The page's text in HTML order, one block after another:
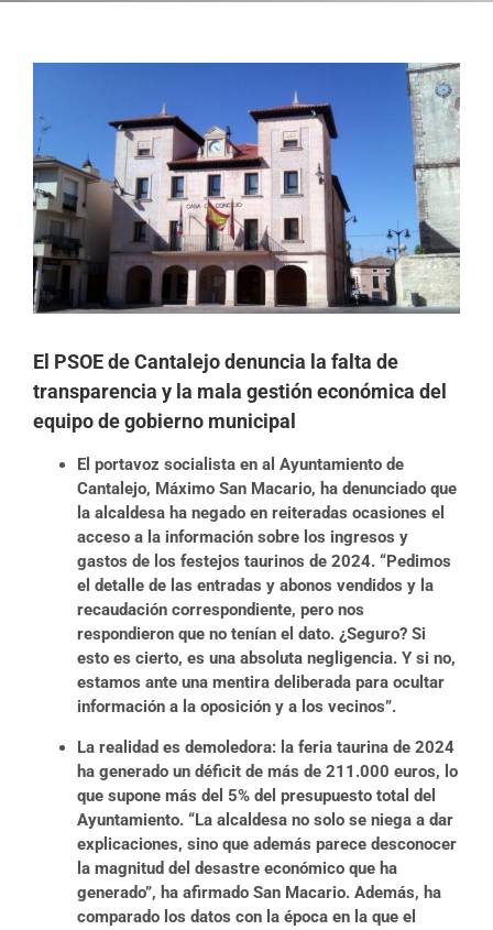
más
grande
El PSOE de Cantalejo denuncia la falta de
transparencia y la mala gestión económica del
equipo de gobierno municipal
El portavoz socialista en al Ayuntamiento de
Cantalejo, Máximo San Macario, ha denunciado que
la alcaldesa ha negado en reiteradas ocasiones el
acceso a la información sobre los ingresos y
gastos de los festejos taurinos de 2024. “Pedimos
el detalle de las entradas y abonos vendidos y la
recaudación correspondiente, pero nos
respondieron que no tenían el dato. ¿Seguro? Si
esto es cierto, es una absoluta negligencia. Y si no,
estamos ante una mentira deliberada para ocultar
información a la oposición y a los vecinos”.
La realidad es demoledora: la feria taurina de 2024
ha generado un déficit de más de 211.000 euros, lo
que supone más del 5% del presupuesto total del
Ayuntamiento. “La alcaldesa no solo se niega a dar
explicaciones, sino que además parece desconocer
la magnitud del desastre económico que ha
generado”, ha afirmado San Macario. Además, ha
comparado los datos con la época en la que el